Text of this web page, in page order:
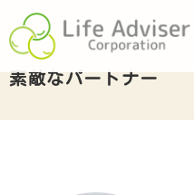
素敵なパートナー